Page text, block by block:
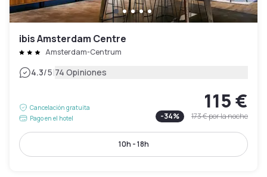
ibis Amsterdam Centre
Amsterdam-Centrum
4.3/5|74 Opiniones
Cancelación gratuita
Pago en el hotel
115 €
-34% 173 €por la noche
10h - 18h